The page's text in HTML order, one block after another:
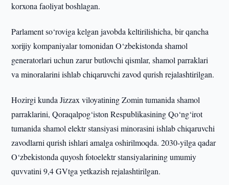
korxona faoliyat boshlagan.
Parlament so‘roviga kelgan javobda keltirilishicha, bir qancha
xorijiy kompaniyalar tomonidan O‘zbekistonda shamol
generatorlari uchun zarur butlovchi qismlar, shamol parraklari
va minoralarini ishlab chiqaruvchi zavod qurish rejalashtirilgan.
Hozirgi kunda Jizzax viloyatining Zomin tumanida shamol
parraklarini, Qoraqalpog‘iston Respublikasining Qo‘ng‘irot
tumanida shamol elektr stansiyasi minorasini ishlab chiqaruvchi
zavodlarni qurish ishlari amalga oshirilmoqda. 2030-yilga qadar
O‘zbekistonda quyosh fotoelektr stansiyalarining umumiy
quvvatini 9,4 GVtga yetkazish rejalashtirilgan.